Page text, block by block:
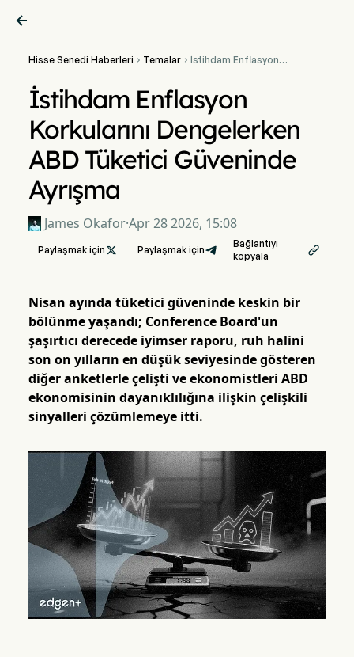

Hisse Senedi Haberleri  Temalar İstihdam Enflasyon
Ayrışma
İstihdam Enflasyon
Korkularını Dengelerken
ABD Tüketici Güveninde
Ayrışma
James Okafor·Apr 28 2026, 15:08
Paylaşmak için  Paylaşmak için
Bağlantıyı
kopyala

Nisan ayında tüketici güveninde keskin bir
bölünme yaşandı; Conference Board'un
şaşırtıcı derecede iyimser raporu, ruh halini
son on yılların en düşük seviyesinde gösteren
diğer anketlerle çelişti ve ekonomistleri ABD
ekonomisinin dayanıklılığına ilişkin çelişkili
sinyalleri çözümlemeye itti.